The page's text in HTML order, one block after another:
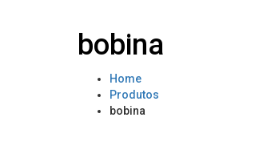
bobina
Home
Produtos
bobina